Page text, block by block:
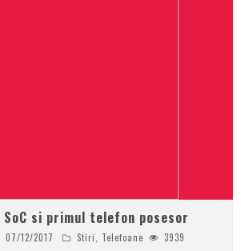
SoC si primul telefon posesor
07/12/2017 Stiri Telefoane 3939